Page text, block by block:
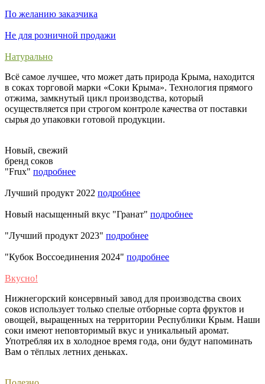
По желанию заказчика
Не для розничной продажи
Натурально
Всё самое лучшее, что может дать природа Крыма, находится
в соках торговой марки «Соки Крыма». Технология прямого
отжима, замкнутый цикл производства, который
осуществляется при строгом контроле качества от поставки
сырья до упаковки готовой продукции.
Новый, свежий
бренд соков
"Frux" подробнее
Лучший продукт 2022 подробнее
Новый насыщенный вкус "Гранат" подробнее
"Лучший продукт 2023" подробнее
"Кубок Воссоединения 2024" подробнее
Вкусно!
Нижнегорский консервный завод для производства своих
соков использует только спелые отборные сорта фруктов и
овощей, выращенных на территории Республики Крым. Наши
соки имеют неповторимый вкус и уникальный аромат.
Употребляя их в холодное время года, они будут напоминать
Вам о тёплых летних деньках. ​